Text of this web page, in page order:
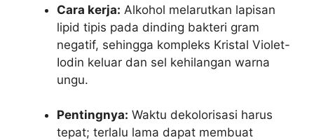
Cara kerja: Alkohol melarutkan lapisan
lipid tipis pada dinding bakteri gram
negatif, sehingga kompleks Kristal Violet-
Iodin keluar dan sel kehilangan warna
ungu.
Pentingnya: Waktu dekolorisasi harus
tepat; terlalu lama dapat membuat